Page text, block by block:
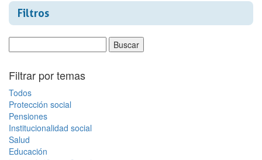
Filtros
Filtrar por temas
Todos
Protección social
Pensiones
Institucionalidad social
Salud
Educación